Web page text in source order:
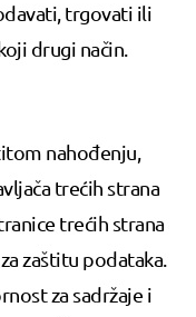
trgovati ili
drugi način.
nahođenju,
trećih strana
trećih strana
zaštitu podataka.
za sadržaje i